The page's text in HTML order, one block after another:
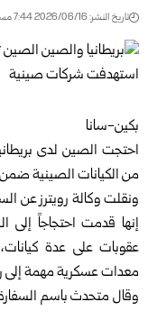
تاريخ النشر: 2026/06/16 7:44 مساءً
بكين-سانا
احتجت الصين لدى
من الكيانات الصينية
ونقلت وكالة رويترز عن
إنها قدمت احتجاجاً إلى
عقوبات على عدة
معدات عسكرية مهمة إلى
وقال متحدث باسم